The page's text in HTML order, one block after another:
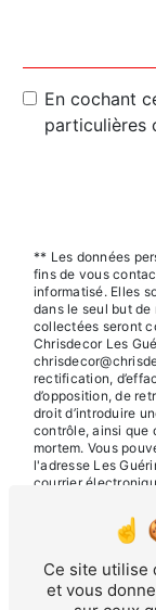
En cochant
particulières
** Les données
fins de vous
informatisé. Elles
dans le seul but de
collectées seront
Chrisdecor Les
rectification,
d’opposition, de
droit d’introduire
contrôle, ainsi que
mortem. Vous
l'adresse Les
courrier
justificatif
vos données
la durée de
des contentieux.
d'opposition au
adresse:
d’informations sur
Ce site utilise
et vous